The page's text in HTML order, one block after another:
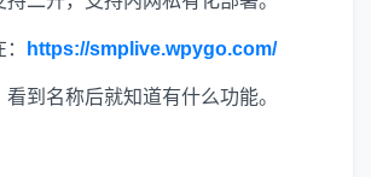
https://smplive.wpygo.com/
到名称后就知道有什么功能。